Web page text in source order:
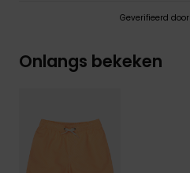
Geverifieerd door
Onlangs bekeken